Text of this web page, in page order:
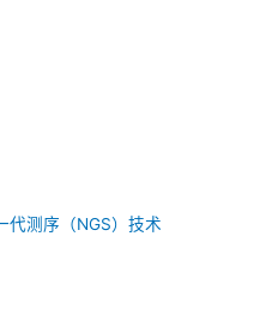
代测序（NGS）技术